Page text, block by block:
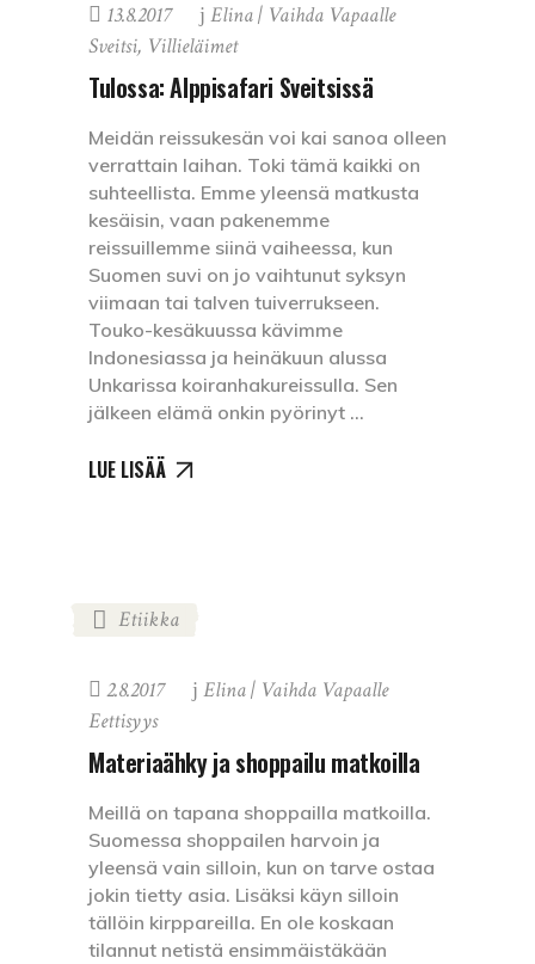
13.8.2017
Elina | Vaihda Vapaalle
Sveitsi, Villieläimet
Tulossa: Alppisafari Sveitsissä
Meidän reissukesän voi kai sanoa olleen
verrattain laihan. Toki tämä kaikki on
suhteellista. Emme yleensä matkusta
kesäisin, vaan pakenemme
reissuillemme siinä vaiheessa, kun
Suomen suvi on jo vaihtunut syksyn
viimaan tai talven tuiverrukseen.
Touko-kesäkuussa kävimme
Indonesiassa ja heinäkuun alussa
Unkarissa koiranhakureissulla. Sen
jälkeen elämä onkin pyörinyt
LUE LISÄÄ
Etiikka
2.8.2017
Elina | Vaihda Vapaalle
Eettisyys
Materiaähky ja shoppailu matkoilla
Meillä on tapana shoppailla matkoilla.
Suomessa shoppailen harvoin ja
yleensä vain silloin, kun on tarve ostaa
jokin tietty asia. Lisäksi käyn silloin
tällöin kirppareilla. En ole koskaan
tilannut netistä ensimmäistäkään